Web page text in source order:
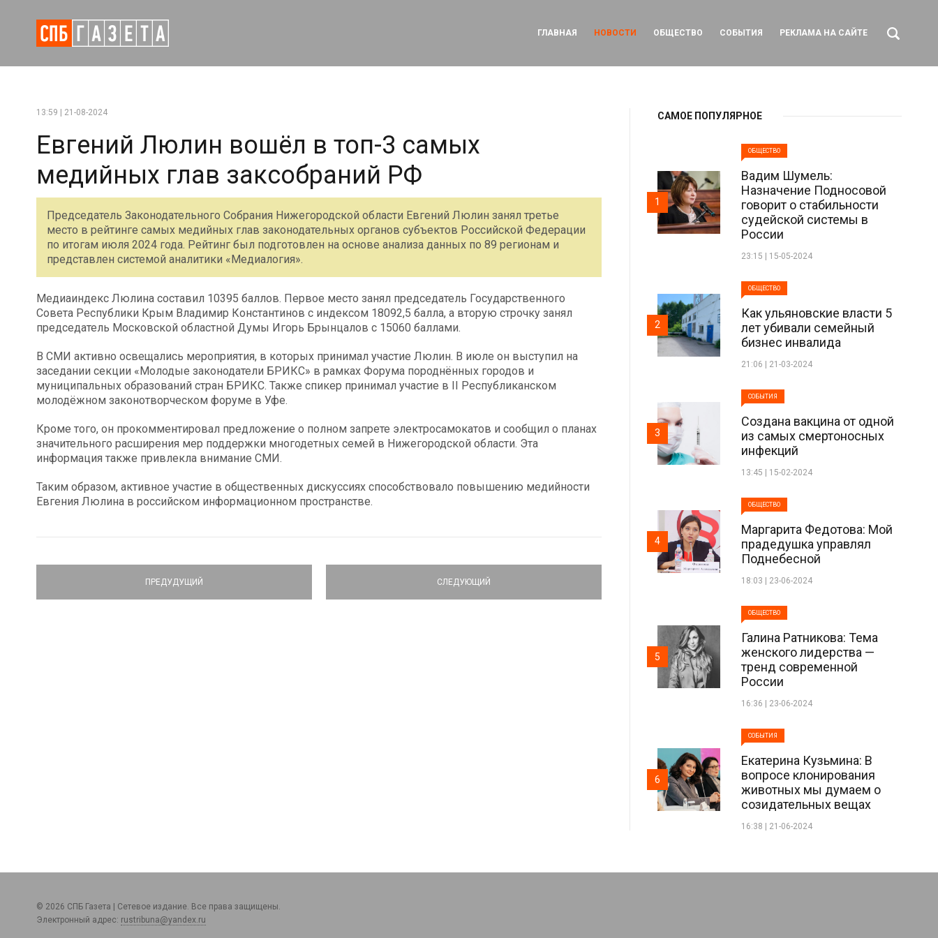
ГЛАВНАЯ НОВОСТИ ОБЩЕСТВО СОБЫТИЯ РЕКЛАМА НА САЙТЕ
13:59 | 21-08-2024
Евгений Люлин вошёл в топ-3 самых
медийных глав заксобраний РФ
Председатель Законодательного Собрания Нижегородской области Евгений Люлин занял третье
место в рейтинге самых медийных глав законодательных органов субъектов Российской Федерации
по итогам июля 2024 года. Рейтинг был подготовлен на основе анализа данных по 89 регионам и
представлен системой аналитики «Медиалогия».
Медиаиндекс Люлина составил 10395 баллов. Первое место занял председатель Государственного
Совета Республики Крым Владимир Константинов с индексом 18092,5 балла, а вторую строчку занял
председатель Московской областной Думы Игорь Брынцалов с 15060 баллами.
В СМИ активно освещались мероприятия, в которых принимал участие Люлин. В июле он выступил на
заседании секции «Молодые законодатели БРИКС» в рамках Форума породнённых городов и
муниципальных образований стран БРИКС. Также спикер принимал участие в II Республиканском
молодёжном законотворческом форуме в Уфе.
Кроме того, он прокомментировал предложение о полном запрете электросамокатов и сообщил о планах
значительного расширения мер поддержки многодетных семей в Нижегородской области. Эта
информация также привлекла внимание СМИ.
Таким образом, активное участие в общественных дискуссиях способствовало повышению медийности
Евгения Люлина в российском информационном пространстве.
ПРЕДУДУЩИЙ СЛЕДУЮЩИЙ
САМОЕ ПОПУЛЯРНОЕ
ОБЩЕСТВО
Вадим Шумель:
Назначение Подносовой
говорит о стабильности
судейской системы в
России
23:15 | 15-05-2024
1
ОБЩЕСТВО
Как ульяновские власти 5
лет убивали семейный
бизнес инвалида
21:06 | 21-03-2024
2
СОБЫТИЯ
Создана вакцина от одной
из самых смертоносных
инфекций
13:45 | 15-02-2024
3
ОБЩЕСТВО
Маргарита Федотова: Мой
прадедушка управлял
Поднебесной
18:03 | 23-06-2024
4
ОБЩЕСТВО
Галина Ратникова: Тема
женского лидерства —
тренд современной
России
16:36 | 23-06-2024
5
СОБЫТИЯ
Екатерина Кузьмина: В
вопросе клонирования
животных мы думаем о
созидательных вещах
16:38 | 21-06-2024
6
© 2026 СПБ Газета | Сетевое издание. Все права защищены.
Электронный адрес: rustribuna@yandex.ru